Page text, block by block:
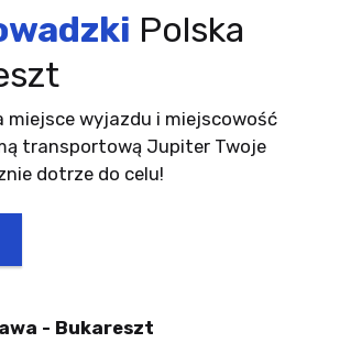
Polska
miejsce wyjazdu i miejscowość
transportową Jupiter Twoje
dotrze do celu!
- Bukareszt